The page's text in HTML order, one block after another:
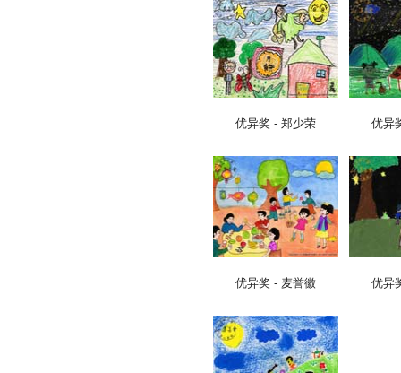
优异奖 - 郑少荣 优异
优异奖 - 麦誉徽 优异